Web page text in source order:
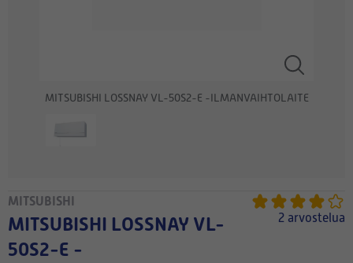
MITSUBISHI LOSSNAY VL-50S2-E -ILMANVAIHTOLAITE
MITSUBISHI
MITSUBISHI LOSSNAY VL-
50S2-E -
2 arvostelua